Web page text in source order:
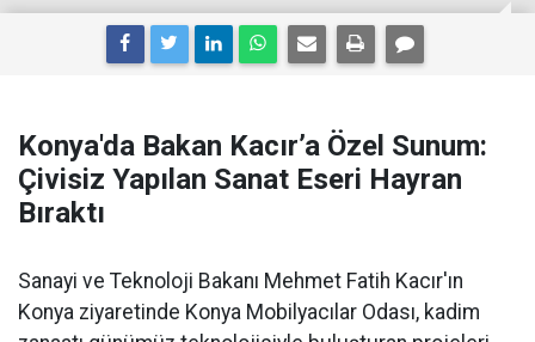
Konya'da Bakan Kacır’a Özel Sunum:
Çivisiz Yapılan Sanat Eseri Hayran
Bıraktı
Sanayi ve Teknoloji Bakanı Mehmet Fatih Kacır'ın
Konya ziyaretinde Konya Mobilyacılar Odası, kadim